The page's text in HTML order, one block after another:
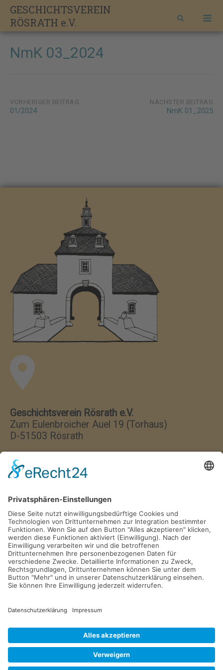
Skip
content
GESCHICHTSVEREIN
RÖSRATH e.V.
NmK 03_2024
Post
navigation
VORHERIGER BEITRAG
01/2024
NÄCHSTER BEITRAG
NmK 01_2025
Geschichtsverein Rösrath e.V.
Zum Eulenbroicher Auel 19 (Torhaus)
D-51503 Rösrath
Wir haben jeden Donnerstag
von 17:00–18:00 Uhr geöffnet.
Postfach 1329
D-51494 Rösrath
info@gv-roesrath.de
2026 © GESCHICHTSVEREIN RÖSRATH e.V.